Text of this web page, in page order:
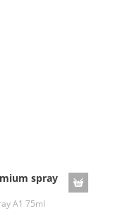
spray
A1 75ml